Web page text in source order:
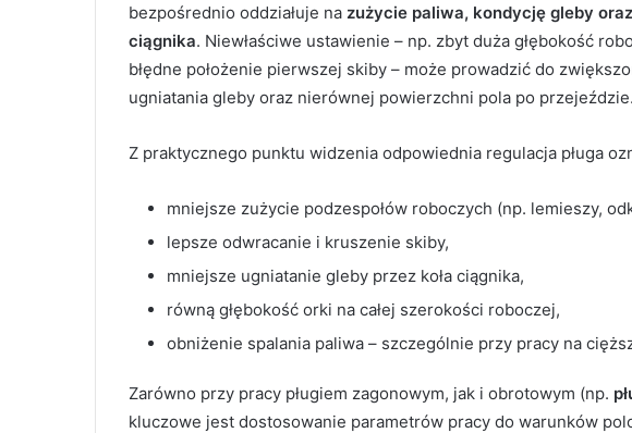
bezpośrednio oddziałuje na zużycie paliwa, kondycję gleby
ciągnika. Niewłaściwe ustawienie – np. zbyt duża głębokość
błędne położenie pierwszej skiby – może prowadzić do
ugniatania gleby oraz nierównej powierzchni pola po przejeździe.
Z praktycznego punktu widzenia odpowiednia regulacja pługa
mniejsze zużycie podzespołów roboczych (np. lemieszy,
lepsze odwracanie i kruszenie skiby,
mniejsze ugniatanie gleby przez koła ciągnika,
równą głębokość orki na całej szerokości roboczej,
obniżenie spalania paliwa – szczególnie przy pracy na
Zarówno przy pracy pługiem zagonowym, jak i obrotowym (np.
kluczowe jest dostosowanie parametrów pracy do warunków